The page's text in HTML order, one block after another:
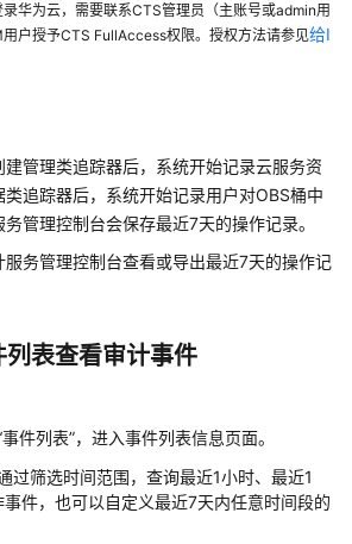
华为云，需要联系CTS管理员（主账号或admin用
户授予CTS FullAccess权限。授权方法请参见给I
管理类追踪器后，系统开始记录云服务资
追踪器后，系统开始记录用户对OBS桶中
管理控制台会保存最近7天的操作记录。
务管理控制台查看或导出最近7天的操作记
表查看审计事件
件列表”，进入事件列表信息页面。
过筛选时间范围，查询最近1小时、最近1
件，也可以自定义最近7天内任意时间段的